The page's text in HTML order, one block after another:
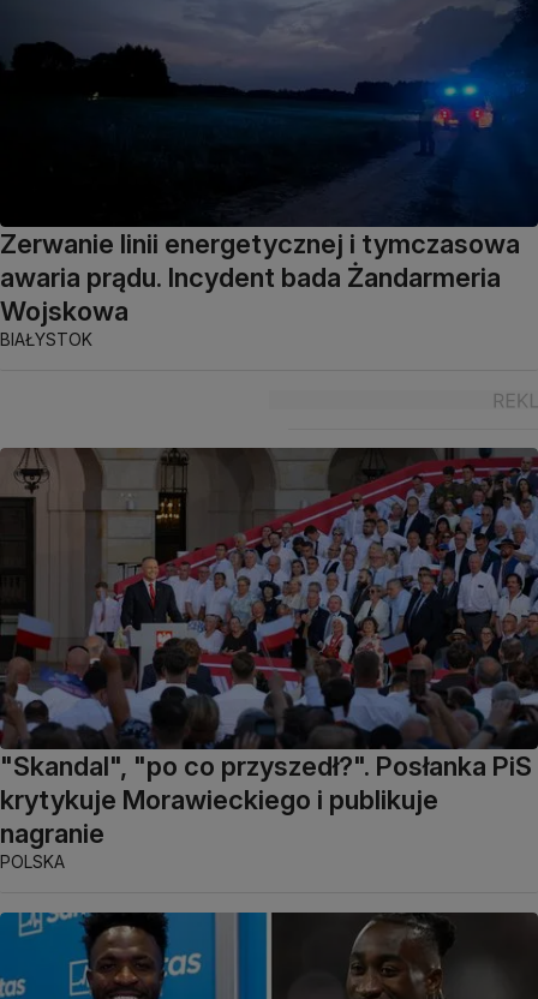
Zerwanie linii energetycznej i tymczasowa
awaria prądu. Incydent bada Żandarmeria
Wojskowa
BIAŁYSTOK
"Skandal", "po co przyszedł?". Posłanka PiS
krytykuje Morawieckiego i publikuje
nagranie
POLSKA